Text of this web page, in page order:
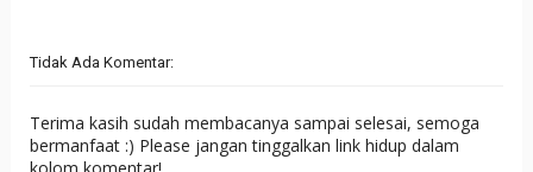
Tidak Ada Komentar:
Terima kasih sudah membacanya sampai selesai, semoga
bermanfaat :) Please jangan tinggalkan link hidup dalam
kolom komentar!